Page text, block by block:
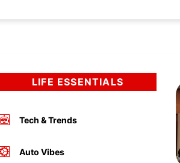
LIFE ESSENTIALS
Tech & Trends
Auto Vibes